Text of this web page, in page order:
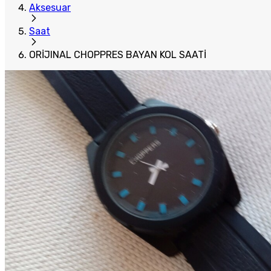
Aksesuar
Saat
ORİJINAL CHOPPRES BAYAN KOL SAATİ